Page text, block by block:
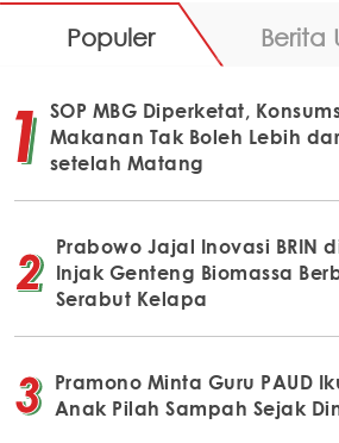
Populer Berita
SOP MBG Diperketat,
Makanan Tak Boleh Lebih
setelah Matang
Prabowo Jajal Inovasi BRIN
Injak Genteng Biomassa
Serabut Kelapa
Pramono Minta Guru PAUD
Anak Pilah Sampah Sejak